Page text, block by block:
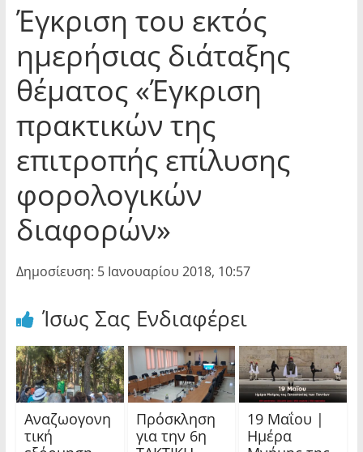
Έγκριση του εκτός
ημερήσιας διάταξης
θέματος «Έγκριση
πρακτικών της
επιτροπής επίλυσης
φορολογικών
διαφορών»
Δημοσίευση: 5 Ιανουαρίου 2018, 10:57
Ίσως Σας Ενδιαφέρει
Αναζωογονη
τική
Πρόσκληση
για την 6η
19 Μαΐου |
Ημέρα